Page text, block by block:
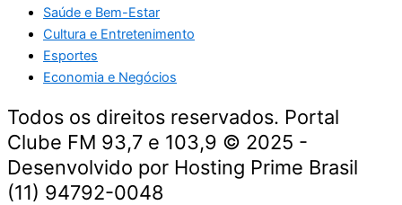
Saúde e Bem-Estar
Cultura e Entretenimento
Esportes
Economia e Negócios
Todos os direitos reservados. Portal
Clube FM 93,7 e 103,9 © 2025 -
Desenvolvido por Hosting Prime Brasil
(11) 94792-0048